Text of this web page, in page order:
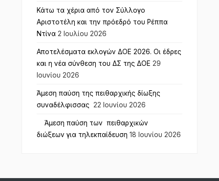
Κάτω τα χέρια από τον Σύλλογο
Αριστοτέλη και την πρόεδρό του Ρέππα
Ντίνα 2 Ιουλίου 2026
Αποτελέσματα εκλογών ΔΟΕ 2026. Οι έδρες
και η νέα σύνθεση του ΔΣ της ΔΟΕ 29
Ιουνίου 2026
Άμεση παύση της πειθαρχικής δίωξης
συναδέλφισσας
22 Ιουνίου 2026
Άμεση παύση των πειθαρχικών
διώξεων για τηλεκπαίδευση 18 Ιουνίου 2026